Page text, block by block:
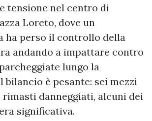
tensione nel centro di
Loreto, dove un
ha perso il controllo della
andando a impattare contro
lungo la
bilancio è pesante: sei mezzi
rimasti danneggiati, alcuni dei
significativa.